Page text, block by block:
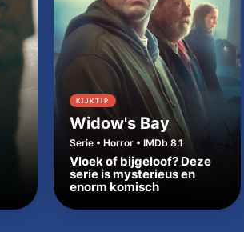
KIJKTIP
Widow's Bay
Serie • Horror • IMDb 8.1
Vloek of bijgeloof? Deze
serie is mysterieus en
enorm komisch